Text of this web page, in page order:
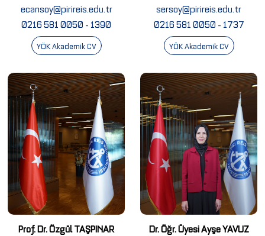
ecansoy@pirireis.edu.tr
0216 581 0050 - 1390
YÖK Akademik CV
sersoy@pirireis.edu.tr
0216 581 0050 - 1737
YÖK Akademik CV
Prof. Dr. Özgül TAŞPINAR
Dr. Öğr. Üyesi Ayşe YAVUZ